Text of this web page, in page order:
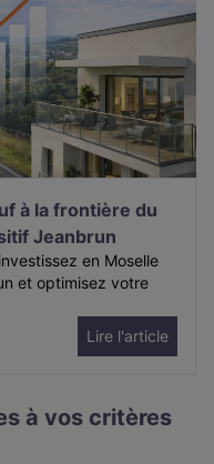
à la frontière du
Jeanbrun
en Moselle
et optimisez votre
Lire l'article
à vos critères